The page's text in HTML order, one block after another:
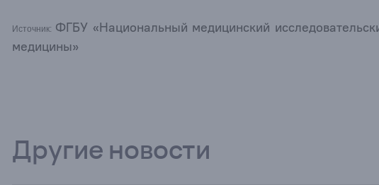
Источник: ФГБУ «Национальный медицинский
медицины»
Другие новости